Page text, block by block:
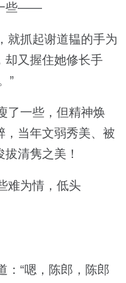
些——
抓起谢道韫的手为
却又握住她修长手
”
一些，但精神焕
，当年文弱秀美、被
清隽之美！
难为情，低头
“嗯，陈郎，陈郎